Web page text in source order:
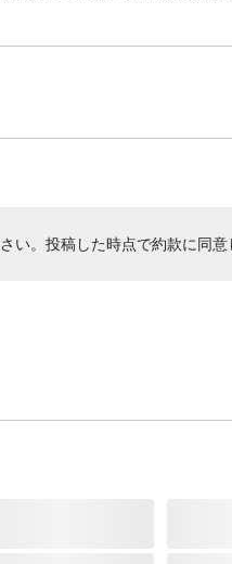
い。投稿した時点で約款に同意